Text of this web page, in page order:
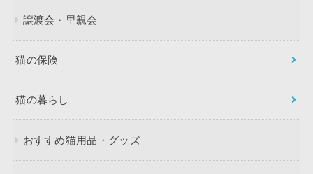
譲渡会・里親会
猫の保険
猫の暮らし
おすすめ猫用品・グッズ